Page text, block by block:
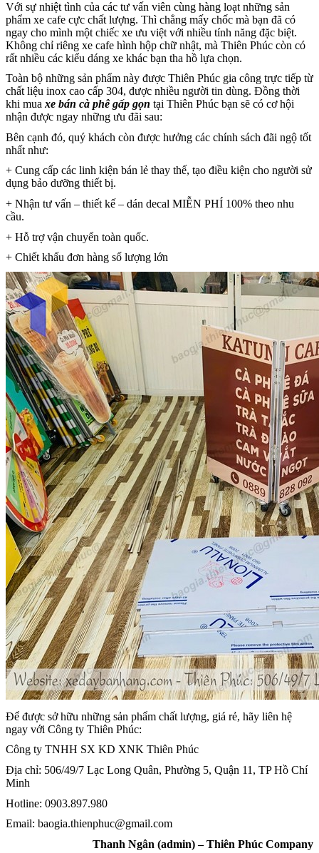
Với sự nhiệt tình của các tư vấn viên cùng hàng loạt những sản
phẩm xe cafe cực chất lượng. Thì chẳng mấy chốc mà bạn đã có
ngay cho mình một chiếc xe ưu việt với nhiều tính năng đặc biệt.
Không chỉ riêng xe cafe hình hộp chữ nhật, mà Thiên Phúc còn có
rất nhiều các kiểu dáng xe khác bạn tha hồ lựa chọn.
Toàn bộ những sản phẩm này được Thiên Phúc gia công trực tiếp từ
chất liệu inox cao cấp 304, được nhiều người tin dùng. Đồng thời
khi mua xe bán cà phê gấp gọn tại Thiên Phúc bạn sẽ có cơ hội
nhận được ngay những ưu đãi sau:
Bên cạnh đó, quý khách còn được hưởng các chính sách đãi ngộ tốt
nhất như:
+ Cung cấp các linh kiện bán lẻ thay thế, tạo điều kiện cho người sử
dụng bảo dưỡng thiết bị.
+ Nhận tư vấn – thiết kế – dán decal MIỄN PHÍ 100% theo nhu
cầu.
+ Hỗ trợ vận chuyển toàn quốc.
+ Chiết khấu đơn hàng số lượng lớn
Để được sở hữu những sản phẩm chất lượng, giá rẻ, hãy liên hệ
ngay với Công ty Thiên Phúc:
Công ty TNHH SX KD XNK Thiên Phúc
Địa chỉ: 506/49/7 Lạc Long Quân, Phường 5, Quận 11, TP Hồ Chí
Minh
Hotline: 0903.897.980
Email: baogia.thienphuc@gmail.com
Thanh Ngân (admin) – Thiên Phúc Company